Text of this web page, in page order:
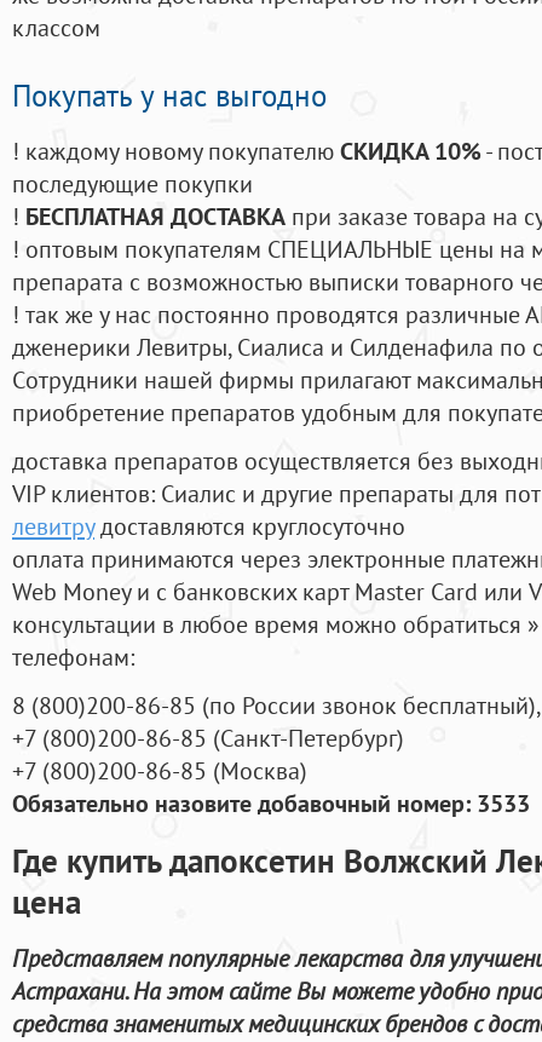
классом
Покупать у нас выгодно
! каждому новому покупателюСКИДКА 10%-
последующие покупки
! БЕСПЛАТНАЯ ДОСТАВКА при заказе товара на
! оптовым покупателям СПЕЦИАЛЬНЫЕ цены на
препарата с возможностью выписки товарного
! так же у нас постоянно проводятся
дженерики Левитры, Сиалиса и Силденафила по
Cотрудники нашей фирмы прилагают
приобретение препаратов удобным для
доставка препаратов осуществляется без
VIP клиентов: Сиалис и другие препараты для
левитрудоставляются круглосуточно
оплата принимаются через электронные
Web Money и с банковских карт Master Card или
консультации в любое время можно обратиться
телефонам:
8 (800)200-86-85 (по России звонок бесплатный),
+7 (800)200-86-85 (Санкт-Петербург)
+7 (800)200-86-85 (Москва)
Обязательно назовите добавочный номер: 3533
Где купить дапоксетин Волжский
цена
Представляем популярные лекарства для
Астрахани. На этом сайте Вы можете удобно
средства знаменитых медицинских брендов с